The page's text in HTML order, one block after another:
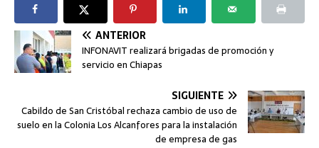
ANTERIOR
INFONAVIT realizará brigadas de promoción y
servicio en Chiapas
SIGUIENTE
Cabildo de San Cristóbal rechaza cambio de uso de
suelo en la Colonia Los Alcanfores para la instalación
de empresa de gas